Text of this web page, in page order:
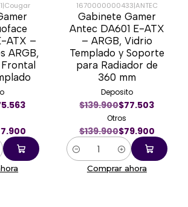
|Cougar
ATX –
ARGB,
-43%
1670000000433|ANTEC
Gabinete Gamer
Antec DA601 E-ATX
– ARGB, Vidrio
Templado y Soporte
para Radiador de
360 mm
Deposito
$139.900$77.503
Otros
$139.900$79.900
Cantidad
Comprar ahora